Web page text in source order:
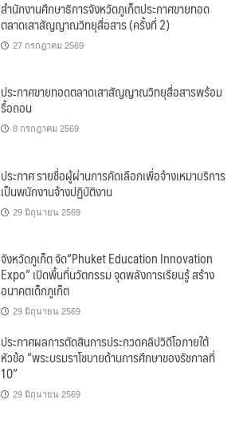
สำนักงานศึกษาธิการจังหวัดภูเก็ตประกาศขายทอด
ตลาดเสาสัญญาณวิทยุสื่อสาร (ครั้งที่ 2)
27 กรกฎาคม 2569
ประกาศขายทอดตลาดเสาสัญญาณวิทยุสื่อสารพร้อม
รื้อถอน
8 กรกฎาคม 2569
ประกาศ รายชื่อผู้ผ่านการคัดเลือกเพื่อจ้างเหมาบริการ
เป็นพนักงานจ้างปฏิบัติงาน
29 มิถุนายน 2569
จังหวัดภูเก็ต จัด“Phuket Education Innovation
Expo” เปิดพื้นที่นวัตกรรม จุดพลังการเรียนรู้ สร้าง
อนาคตเด็กภูเก็ต
29 มิถุนายน 2569
ประกาศผลการตัดสินการประกวดคลิปวิดีโอภายใต้
หัวข้อ “พระบรมราโชบายด้านการศึกษาของรัชกาลที่
10”
29 มิถุนายน 2569